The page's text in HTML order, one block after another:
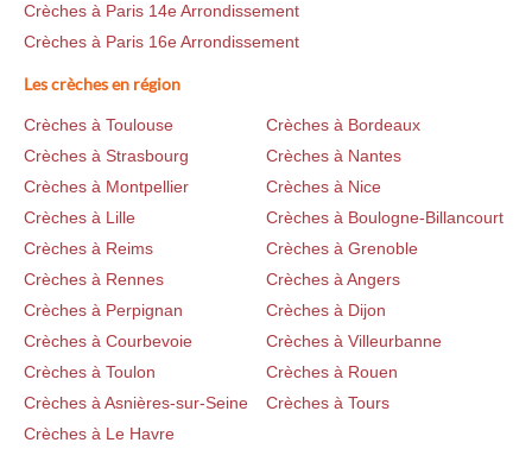
Crèches à Paris 14e Arrondissement
Crèches à Paris 16e Arrondissement
Les crèches en région
Crèches à Toulouse
Crèches à Bordeaux
Crèches à Strasbourg
Crèches à Nantes
Crèches à Montpellier
Crèches à Nice
Crèches à Lille
Crèches à Boulogne-Billancourt
Crèches à Reims
Crèches à Grenoble
Crèches à Rennes
Crèches à Angers
Crèches à Perpignan
Crèches à Dijon
Crèches à Courbevoie
Crèches à Villeurbanne
Crèches à Toulon
Crèches à Rouen
Crèches à Asnières-sur-Seine
Crèches à Tours
Crèches à Le Havre